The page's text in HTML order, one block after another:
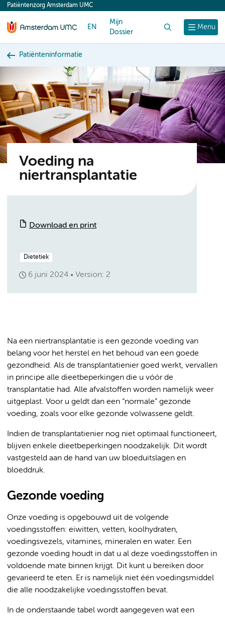
content
Menu
Patiëntenzorg Amsterdam UMC
EN
Mijn
Dossier
Patiënteninformatie
Voeding na
niertransplantatie
Download en print
Dietetiek
6 juni 2024 Version: 2
Na een niertransplantatie is een gezonde voeding van
belang voor het herstel en het behoud van een goede
gezondheid. Als de transplantatienier goed werkt, vervallen
in principe alle dieetbeperkingen die u vóór de
transplantatie had. Alle afvalstoffen worden namelijk weer
uitgeplast. Voor u geldt dan een “normale” gezonde
voeding, zoals voor elke gezonde volwassene geldt.
Indien de transplantatienier nog niet optimaal functioneert,
blijven enkele dieetbeperkingen noodzakelijk. Dit wordt
vastgesteld aan de hand van uw bloeduitslagen en
bloeddruk.
Gezonde voeding
Onze voeding is opgebouwd uit de volgende
voedingsstoffen: eiwitten, vetten, koolhydraten,
voedingsvezels, vitamines, mineralen en water. Een
gezonde voeding houdt in dat u al deze voedingsstoffen in
voldoende mate binnen krijgt. Dit kunt u bereiken door
gevarieerd te eten. Er is namelijk niet één voedingsmiddel
die alle noodzakelijke voedingsstoffen bevat.
In de onderstaande tabel wordt aangegeven wat een